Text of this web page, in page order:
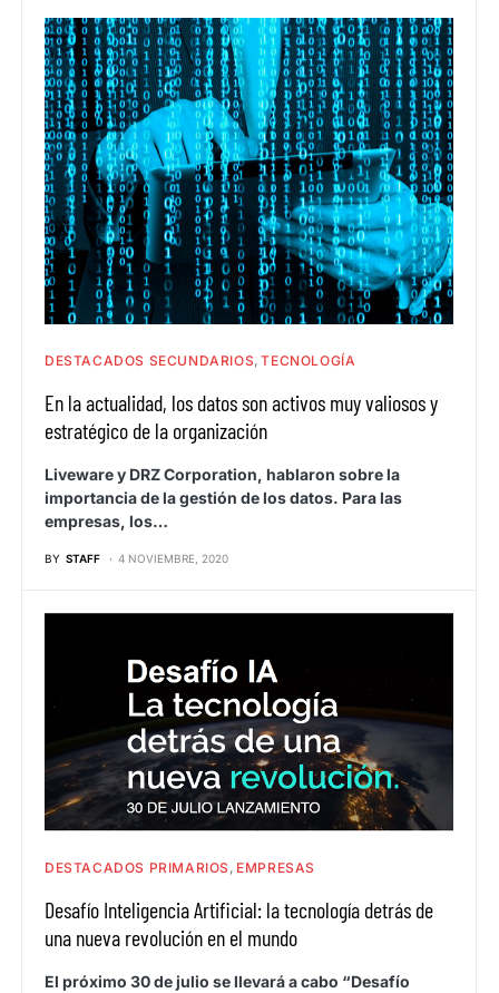
DESTACADOS SECUNDARIOS TECNOLOGÍA
En la actualidad, los datos son activos muy valiosos y
estratégico de la organización
Liveware y DRZ Corporation, hablaron sobre la
importancia de la gestión de los datos. Para las
empresas, los…
BY STAFF 4 NOVIEMBRE, 2020
DESTACADOS PRIMARIOS EMPRESAS
Desafío Inteligencia Artificial: la tecnología detrás de
una nueva revolución en el mundo
El próximo 30 de julio se llevará a cabo “Desafío